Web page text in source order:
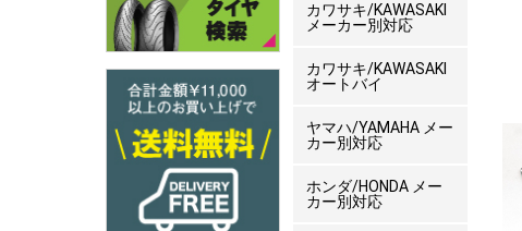
カワサキ/KAWASAKI
メーカー別対応
カワサキ/KAWASAKI
オートバイ
ヤマハ/YAMAHA メー
カー別対応
ホンダ/HONDA メー
カー別対応